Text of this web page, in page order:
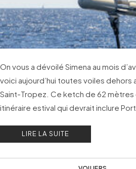
On vous a dévoilé Simena au mois
voici aujourd’hui toutes voiles dehors
Saint-Tropez. Ce ketch de 62 mètres
itinéraire estival qui devrait inclure
pour le Monaco Yacht Show.
LIRE LA SUITE